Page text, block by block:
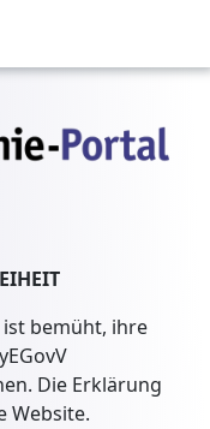
ist bemüht, ihre
Die Erklärung
Website.